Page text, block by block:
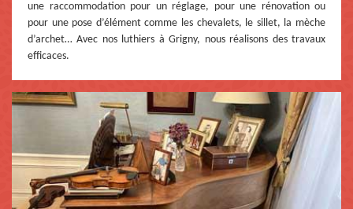
une raccommodation pour un réglage, pour une rénovation ou
pour une pose d’élément comme les chevalets, le sillet, la mèche
d’archet… Avec nos luthiers à Grigny, nous réalisons des travaux
efficaces.